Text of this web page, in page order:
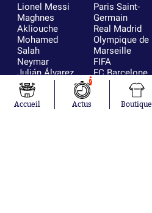
Lionel Messi
Maghnes
Akliouche
Mohamed
Salah
Neymar
Julián Álvarez
Ferrán Torres
Kilian Corredor
Franco
Paris Saint-
Germain
Real Madrid
Olympique de
Marseille
FIFA
FC Barcelone
Argentine
Olympique
lyonnais
Accueil
7
Actus Boutique